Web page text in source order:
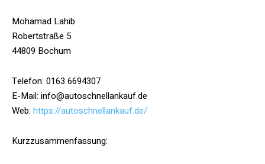
Mohamad Lahib
Robertstraße 5
44809 Bochum
Telefon: 0163 6694307
E-Mail: info@autoschnellankauf.de
Web: https://autoschnellankauf.de/
Kurzzusammenfassung: